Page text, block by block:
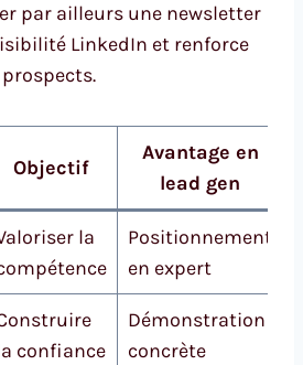
par ailleurs une newsletter
LinkedIn et renforce
Objectif
Avantage en
lead gen
la
Positionnement
en expert
confiance
Démonstration
concrète